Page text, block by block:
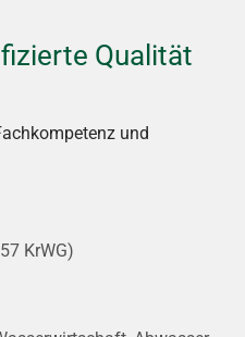
Qualität
und
KrWG)